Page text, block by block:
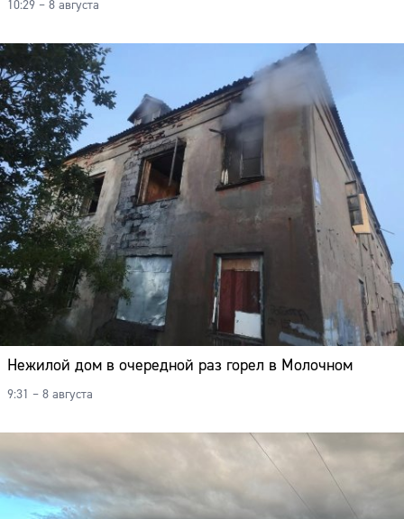
10:29 – 8 августа
Нежилой дом в очередной раз горел в Молочном
9:31 – 8 августа